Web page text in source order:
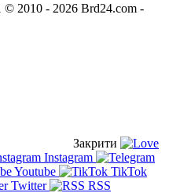
© 2010 - 2026 Brd24.com -
Закрити
Instagram
Youtube
TikTok
Twitter RSS